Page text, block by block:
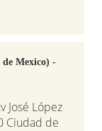
Mexico) -
José López
Ciudad de